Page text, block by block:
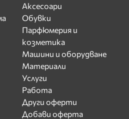
Аксесоари
Обувки
Парфюмерия и
козметика
Машини и оборудване
Материали
Услуги
Работа
Други оферти
Добави оферта